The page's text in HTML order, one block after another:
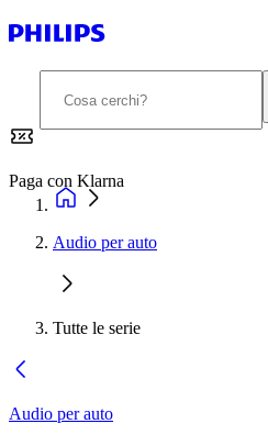
Paga con Klarna
Audio per auto
Tutte le serie
Audio per auto